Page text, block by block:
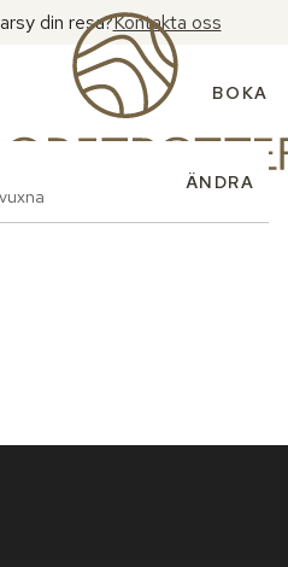
din resa?Kontakta oss
BOKA
ÄNDRA